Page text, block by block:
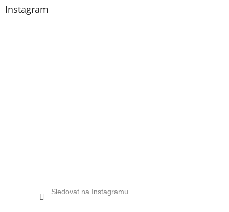
Instagram
Sledovat na Instagramu